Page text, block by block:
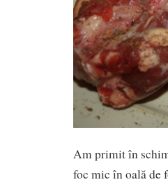
Am primit în
foc mic în oală de